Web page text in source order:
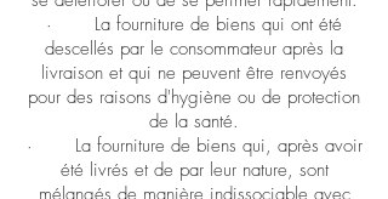
· La fourniture de biens qui ont été
descellés par le consommateur après la
livraison et qui ne peuvent être renvoyés
pour des raisons d'hygiène ou de protection
de la santé.
· La fourniture de biens qui, après avoir
été livrés et de par leur nature, sont
mélangés de manière indissociable avec